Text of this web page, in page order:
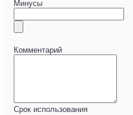
Минусы
Комментарий
Срок использования